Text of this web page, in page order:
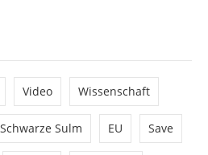
Video Wissenschaft
Schwarze Sulm EU Save